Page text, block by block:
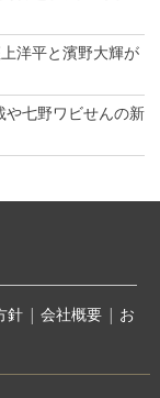
洋平と濱野大輝が
や七野ワビせんの新
針| 会社概要| お